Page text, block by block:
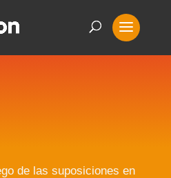
de las suposiciones en